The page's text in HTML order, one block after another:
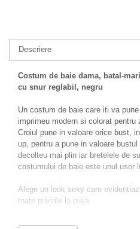
Descriere
Costum de baie dama, batal-
cu snur reglabil, negru
Un costum de baie care iti va
imprimeu modern si colorat pentru
Croiul pune in valoare orice bust,
up, pentru a pune in valoare
decolteu mai plin iar bretelele de
costumului de baie este unul usor
Alege un look sexy care
toate privirile la plaja.
Recomandari: